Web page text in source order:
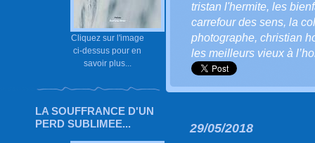
Cliquez sur l'image
ci-dessus pour en
savoir plus...
LA SOUFFRANCE D'UN
PERD SUBLIMEE...
tristan l'hermite, les
carrefour des sens, la
photographe, christian
les meilleurs vieux à
29/05/2018